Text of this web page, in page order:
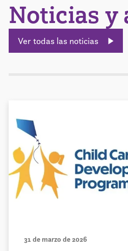
Noticias y
Ver todas las noticias
31 de marzo de 2026